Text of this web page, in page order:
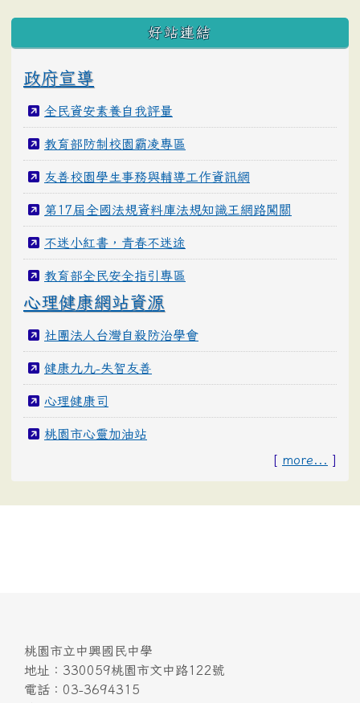
好站連結
政府宣導
全民資安素養自我評量
教育部防制校園霸凌專區
友善校園學生事務與輔導工作資訊網
第17屆全國法規資料庫法規知識王網路闖關
不迷小紅書，青春不迷途
教育部全民安全指引專區
心理健康網站資源
社團法人台灣自殺防治學會
健康九九-失智友善
心理健康司
桃園市心靈加油站
[ more... ]
桃園市立中興國民中學
地址：330059桃園市文中路122號
電話：03-3694315